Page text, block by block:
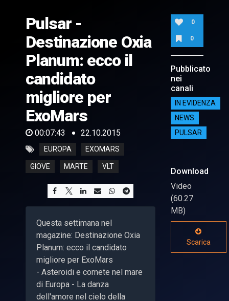
43
seconds
Pulsar -
Destinazione Oxia
Planum: ecco il
candidato
migliore per
ExoMars
00:07:43 22.10.2015
EUROPA EXOMARS
GIOVE MARTE VLT
Questa settimana nel
magazine: Destinazione Oxia
Planum: ecco il candidato
migliore per ExoMars
- Asteroidi e comete nel mare
di Europa - La danza
dell'amore nel cielo della
0
0
Pubblicato
nei
canali
IN EVIDENZA
NEWS
PULSAR
Download
Video
(60.27
MB)
Scarica